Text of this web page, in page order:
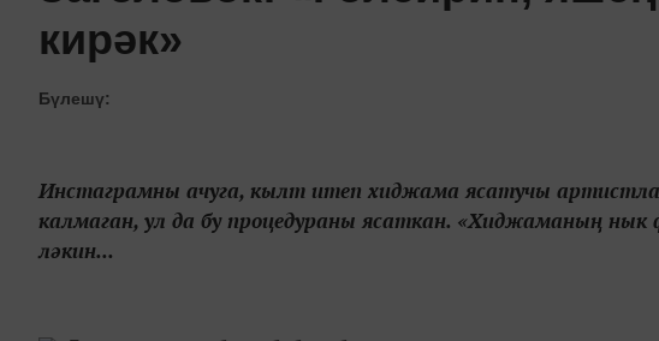
кирәк»
Бүлешү:
Инстаграмны ачуга, кылт итеп хиджама ясатучы
калмаган, ул да бу процедураны ясаткан. «Хиджаманың
ләкин...